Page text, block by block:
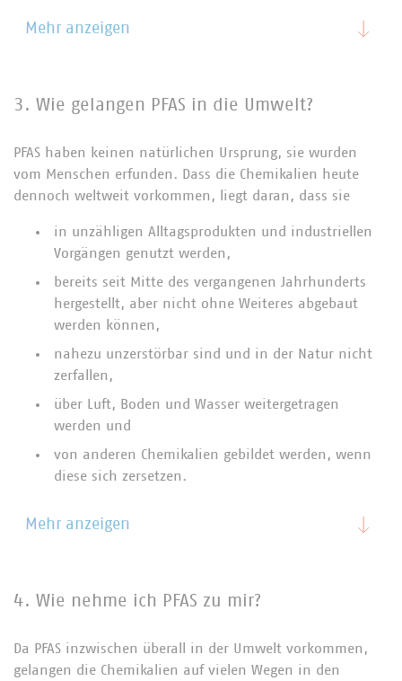
Mehr anzeigen
3. Wie gelangen PFAS in die Umwelt?
PFAS haben keinen natürlichen Ursprung, sie wurden
vom Menschen erfunden. Dass die Chemikalien heute
dennoch weltweit vorkommen, liegt daran, dass sie
in unzähligen Alltagsprodukten und industriellen
Vorgängen genutzt werden,
bereits seit Mitte des vergangenen Jahrhunderts
hergestellt, aber nicht ohne Weiteres abgebaut
werden können,
nahezu unzerstörbar sind und in der Natur nicht
zerfallen,
über Luft, Boden und Wasser weitergetragen
werden und
von anderen Chemikalien gebildet werden, wenn
diese sich zersetzen.
Mehr anzeigen
4. Wie nehme ich PFAS zu mir?
Da PFAS inzwischen überall in der Umwelt vorkommen,
gelangen die Chemikalien auf vielen Wegen in den